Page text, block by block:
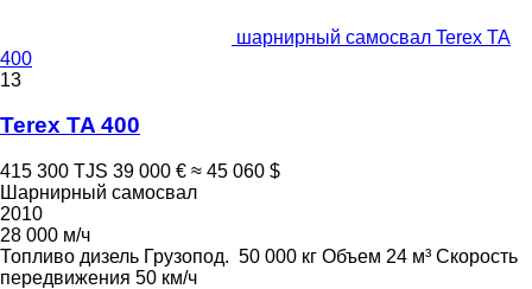
шарнирный самосвал Terex TA
400
13
Terex TA 400
415 300 TJS 39 000 € ≈ 45 060 $
Шарнирный самосвал
2010
28 000 м/ч
Топливо дизель Грузопод. 50 000 кг Объем 24 м³ Скорость
передвижения 50 км/ч